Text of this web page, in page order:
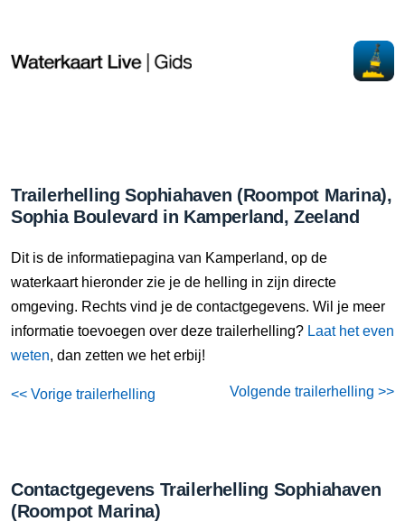
Trailerhelling Sophiahaven (Roompot Marina),
Sophia Boulevard in Kamperland, Zeeland
Dit is de informatiepagina van Kamperland, op de
waterkaart hieronder zie je de helling in zijn directe
omgeving. Rechts vind je de contactgegevens. Wil je meer
informatie toevoegen over deze trailerhelling? Laat het even
weten, dan zetten we het erbij!
<< Vorige trailerhelling Volgende trailerhelling >>
Contactgegevens Trailerhelling Sophiahaven
(Roompot Marina)